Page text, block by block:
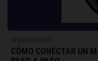
CÓMO CONECTAR UN